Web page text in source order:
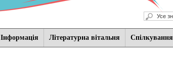
Iнформацiя Літературна вітальня Спiлкування